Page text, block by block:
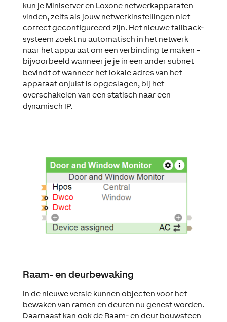
kun je Miniserver en Loxone netwerkapparaten
vinden, zelfs als jouw netwerkinstellingen niet
correct geconfigureerd zijn. Het nieuwe fallback-
systeem zoekt nu automatisch in het netwerk
naar het apparaat om een verbinding te maken –
bijvoorbeeld wanneer je je in een ander subnet
bevindt of wanneer het lokale adres van het
apparaat onjuist is opgeslagen, bij het
overschakelen van een statisch naar een
dynamisch IP.
Raam- en deurbewaking
In de nieuwe versie kunnen objecten voor het
bewaken van ramen en deuren nu genest worden.
Daarnaast kan ook de Raam- en deur bouwsteen